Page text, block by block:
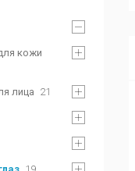
кожи
лица 21